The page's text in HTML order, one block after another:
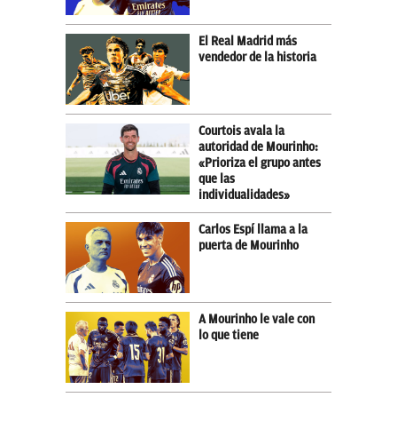
El Real Madrid más
vendedor de la historia
Courtois avala la
autoridad de Mourinho:
«Prioriza el grupo antes
que las
individualidades»
Carlos Espí llama a la
puerta de Mourinho
A Mourinho le vale con
lo que tiene